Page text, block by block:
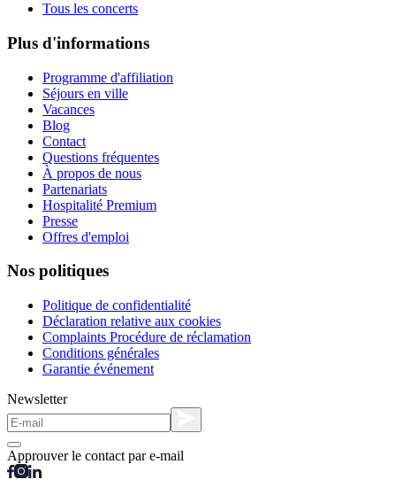
Tous les concerts
Plus d'informations
Programme d'affiliation
Séjours en ville
Vacances
Blog
Contact
Questions fréquentes
À propos de nous
Partenariats
Hospitalité Premium
Presse
Offres d'emploi
Nos politiques
Politique de confidentialité
Déclaration relative aux cookies
Complaints Procédure de réclamation
Conditions générales
Garantie événement
Newsletter
Approuver le contact par e-mail